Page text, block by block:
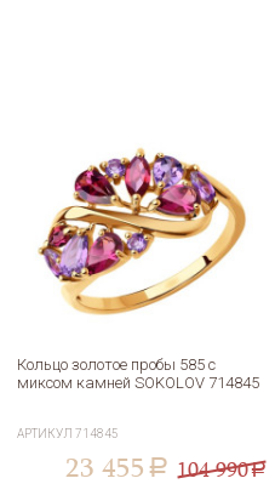
Кольцо золотое пробы 585 с
миксом камней SOKOLOV 714845
АРТИКУЛ714845
23 455 a 104 990a